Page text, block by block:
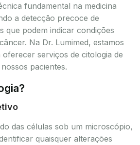
fundamental na medicina
a detecção precoce de
que podem indicar condições
Na Dr. Lumimed, estamos
serviços de citologia de
pacientes.
das células sob um microscópio,
quaisquer alterações